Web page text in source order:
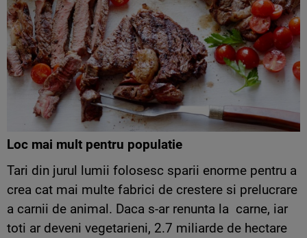
Loc mai mult pentru populatie
Tari din jurul lumii folosesc sparii enorme pentru a
crea cat mai multe fabrici de crestere si prelucrare
a carnii de animal. Daca s-ar renunta la carne, iar
toti ar deveni vegetarieni, 2.7 miliarde de hectare